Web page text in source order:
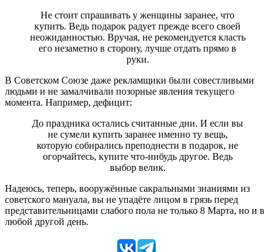
Не стоит спрашивать у женщины заранее, что
купить. Ведь подарок радует прежде всего своей
неожиданностью. Вручая, не рекомендуется класть
его незаметно в сторону, лучше отдать прямо в
руки.
В Советском Союзе даже рекламщики были совестливыми
людьми и не замалчивали позорные явления текущего
момента. Например, дефицит:
До праздника остались считанные дни. И если вы
не сумели купить заранее именно ту вещь,
которую собирались преподнести в подарок, не
огорчайтесь, купите что-нибудь другое. Ведь
выбор велик.
Надеюсь, теперь, вооружённые сакральными знаниями из
советского мануала, вы не упадёте лицом в грязь перед
представительницами слабого пола не только 8 Марта, но и в
любой другой день.